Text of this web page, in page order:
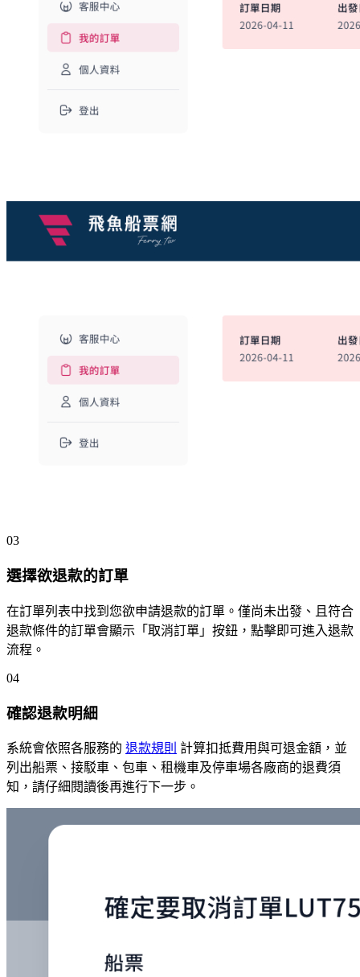
03
選擇欲退款的訂單
在訂單列表中找到您欲申請退款的訂單。僅尚未出發、且符合
退款條件的訂單會顯示「取消訂單」按鈕，點擊即可進入退款
流程。
04
確認退款明細
系統會依照各服務的 退款規則 計算扣抵費用與可退金額，並
列出船票、接駁車、包車、租機車及停車場各廠商的退費須
知，請仔細閱讀後再進行下一步。